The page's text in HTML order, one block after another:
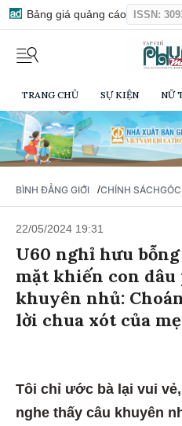
Bảng giá quảng cáo ISSN:
TRANG CHỦ SỰ KIỆN NỮ
BÌNH ĐẲNG GIỚI /CHÍNH SÁCH
22/05/2024 19:31
U60 nghỉ hưu
mặt khiến con
khuyên nhủ:
lời chua xót của
Tôi chỉ ước bà lại vui
nghe thấy câu khuyên